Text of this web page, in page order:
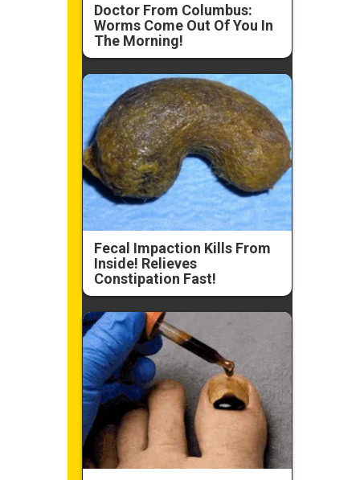
Doctor From Columbus:
Worms Come Out Of You In
The Morning!
Fecal Impaction Kills From
Inside! Relieves
Constipation Fast!